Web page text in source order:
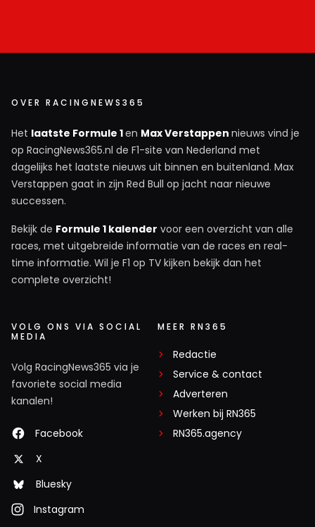
OVER RACINGNEWS365
Het laatste Formule 1en Max Verstappen nieuws vind je
op RacingNews365.nl de F1-site van Nederland met
dagelijks het laatste nieuws uit binnen en buitenland. Max
Verstappen gaat in zijn Red Bull op jacht naar nieuwe
successen.
Bekijk de Formule 1 kalender voor een overzicht van alle
races, met uitgebreide informatie van de races en real-
time informatie. Wil je F1 op TV kijken bekijk dan het
complete overzicht!
VOLG ONS VIA SOCIAL
MEDIA
Volg RacingNews365 via je
favoriete social media
kanalen!
Facebook
X
Bluesky
Instagram
MEER RN365
Redactie
Service & contact
Adverteren
Werken bij RN365
RN365.agency